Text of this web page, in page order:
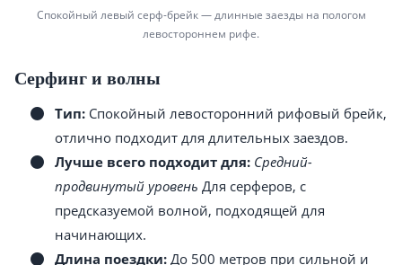
Спокойный левый серф-брейк — длинные заезды на пологом
левостороннем рифе.
Серфинг и волны
Тип: Спокойный левосторонний рифовый брейк,
отлично подходит для длительных заездов.
Лучше всего подходит для: Средний-
продвинутый уровень Для серферов, с
предсказуемой волной, подходящей для
начинающих.
Длина поездки: До 500 метров при сильной и